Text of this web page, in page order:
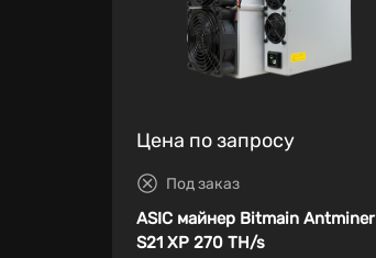
Цена по запросу
Под заказ
ASIC майнер Bitmain Antminer
S21 XP 270 TH/s